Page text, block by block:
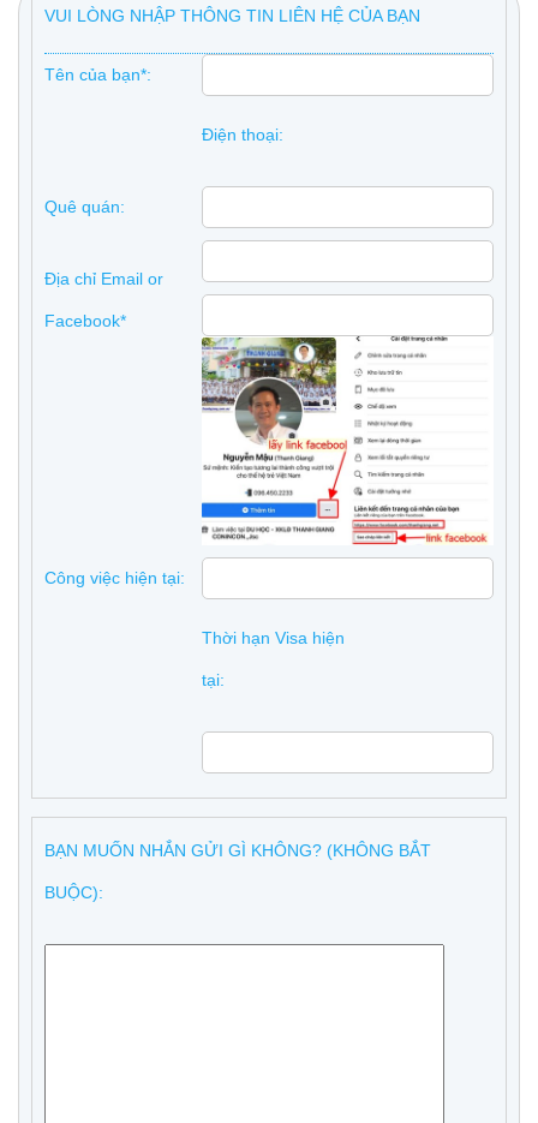
VUI LÒNG NHẬP THÔNG TIN LIÊN HỆ CỦA BẠN
Tên của bạn*:
Điện thoại:
Quê quán:
Địa chỉ Email or
Facebook*
Công việc hiện tại:
Thời hạn Visa hiện
tại:
BẠN MUỐN NHẮN GỬI GÌ KHÔNG? (KHÔNG BẮT
BUỘC):